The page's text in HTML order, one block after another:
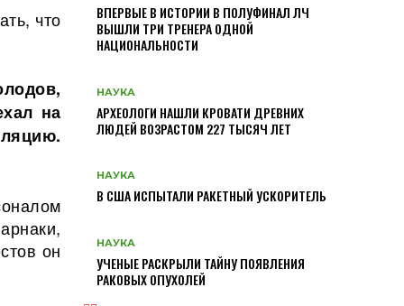
что
на
он
ВПЕРВЫЕ В ИСТОРИИ В ПОЛУФИНАЛ ЛЧ
ВЫШЛИ ТРИ ТРЕНЕРА ОДНОЙ
НАЦИОНАЛЬНОСТИ
НАУКА
АРХЕОЛОГИ НАШЛИ КРОВАТИ ДРЕВНИХ
ЛЮДЕЙ ВОЗРАСТОМ 227 ТЫСЯЧ ЛЕТ
НАУКА
В США ИСПЫТАЛИ РАКЕТНЫЙ УСКОРИТЕЛЬ
НАУКА
УЧЕНЫЕ РАСКРЫЛИ ТАЙНУ ПОЯВЛЕНИЯ
РАКОВЫХ ОПУХОЛЕЙ